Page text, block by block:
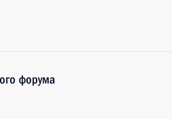
форума